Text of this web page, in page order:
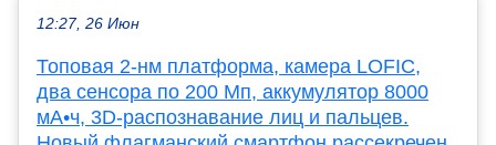
12:27, 26 Июн
Топовая 2-нм платформа, камера LOFIC,
два сенсора по 200 Мп, аккумулятор 8000
мА•ч, 3D-распознавание лиц и пальцев.